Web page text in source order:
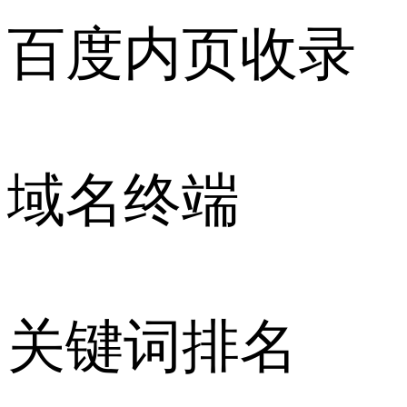
百度内页收录
域名终端
关键词排名